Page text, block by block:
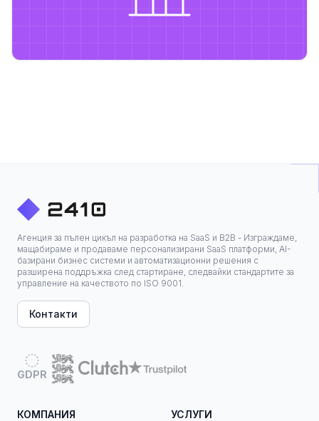
Агенция за пълен цикъл на разработка на SaaS и B2B - Изграждаме,
мащабираме и продаваме персонализирани SaaS платформи, AI-
базирани бизнес системи и автоматизационни решения с
разширена поддръжка след стартиране, следвайки стандартите за
управление на качеството по ISO 9001.
Контакти
GDPR
КОМПАНИЯ УСЛУГИ